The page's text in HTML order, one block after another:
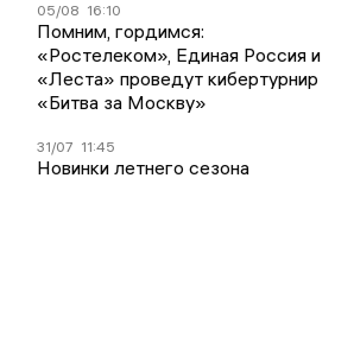
05/08 16:10
Помним, гордимся:
«Ростелеком», Единая Россия и
«Леста» проведут кибертурнир
«Битва за Москву»
31/07 11:45
Новинки летнего сезона